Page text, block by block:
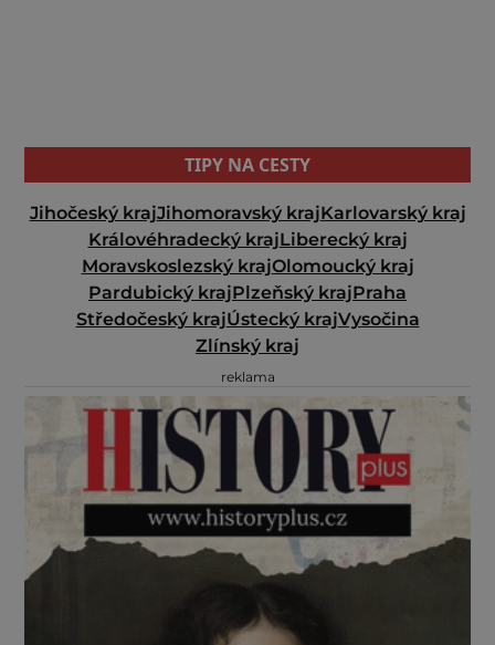
TIPY NA CESTY
Jihočeský krajJihomoravský krajKarlovarský kraj
Královéhradecký krajLiberecký kraj
Moravskoslezský krajOlomoucký kraj
Pardubický krajPlzeňský krajPraha
Středočeský krajÚstecký krajVysočina
Zlínský kraj
reklama